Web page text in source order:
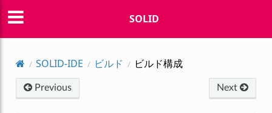
SOLID
SOLID-IDE ビルド ビルド構成
Previous Next